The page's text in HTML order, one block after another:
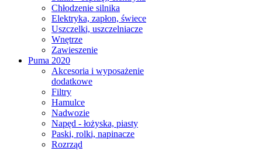
Chłodzenie silnika
Elektryka, zapłon, świece
Uszczelki, uszczelniacze
Wnętrze
Zawieszenie
Puma 2020
Akcesoria i wyposażenie
dodatkowe
Filtry
Hamulce
Nadwozie
Napęd - łożyska, piasty
Paski, rolki, napinacze
Rozrząd